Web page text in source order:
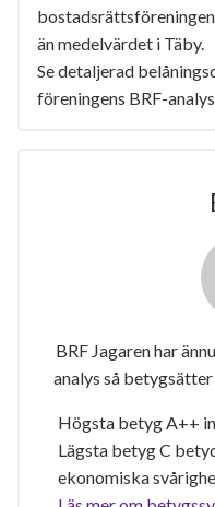
än medelvärdet i Täby.
Se detaljerad
föreningens BRF-
BRF Jagaren har
analys så
Högsta betyg A++
Lägsta betyg C
ekonomiska